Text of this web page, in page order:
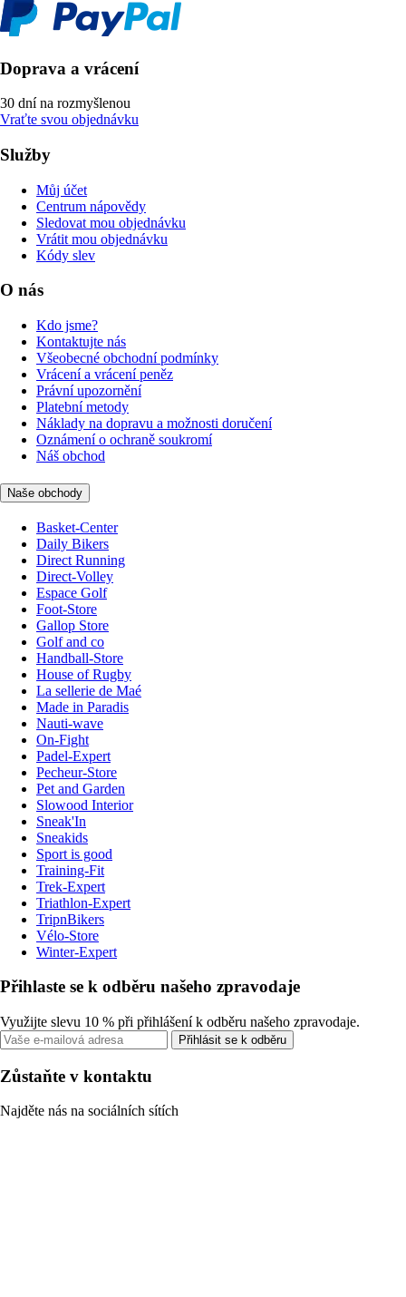
Doprava a vrácení
30 dní na rozmyšlenou
Vraťte svou objednávku
Služby
Můj účet
Centrum nápovědy
Sledovat mou objednávku
Vrátit mou objednávku
Kódy slev
O nás
Kdo jsme?
Kontaktujte nás
Všeobecné obchodní podmínky
Vrácení a vrácení peněz
Právní upozornění
Platební metody
Náklady na dopravu a možnosti doručení
Oznámení o ochraně soukromí
Náš obchod
Naše obchody
Basket-Center
Daily Bikers
Direct Running
Direct-Volley
Espace Golf
Foot-Store
Gallop Store
Golf and co
Handball-Store
House of Rugby
La sellerie de Maé
Made in Paradis
Nauti-wave
On-Fight
Padel-Expert
Pecheur-Store
Pet and Garden
Slowood Interior
Sneak'In
Sneakids
Sport is good
Training-Fit
Trek-Expert
Triathlon-Expert
TripnBikers
Vélo-Store
Winter-Expert
Přihlaste se k odběru našeho zpravodaje
Využijte slevu 10 % při přihlášení k odběru našeho zpravodaje.
Přihlásit se k odběru
Zůstaňte v kontaktu
Najděte nás na sociálních sítích